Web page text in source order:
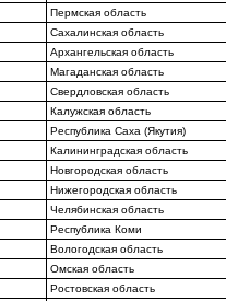
Пермская область
Сахалинская область
Архангельская область
Магаданская область
Свердловская область
Калужская область
Республика Саха (Якутия)
Калининградская область
Новгородская область
Нижегородская область
Челябинская область
Республика Коми
Вологодская область
Омская область
Ростовская область